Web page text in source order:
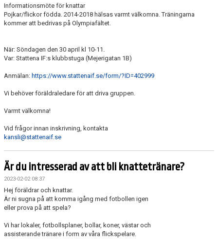
Informationsmöte för knattar
Pojkar/flickor födda. 2014-2018 hälsas varmt välkomna. Träningarna
kommer att bedrivas på Olympiafältet.
När: Söndagen den 30 april kl 10-11.
Var: Stattena IF:s klubbstuga (Mejerigatan 1B)
Anmälan: https://www.stattenaif.se/form/?ID=402999
Vi behöver föräldraledare för att driva gruppen.
Varmt välkomna!
Vid frågor innan inskrivning, kontakta
kansli@stattenaif.se
Är du intresserad av att bli knattetränare?
2023-02-02 08:37
Hej föräldrar och knattar.
Är ni sugna på att komma igång med fotbollen igen
eller prova på att spela?
Vi har lokaler, fotbollsplaner, bollar, koner, västar och
assisterande tränare i form av våra flickspelare.